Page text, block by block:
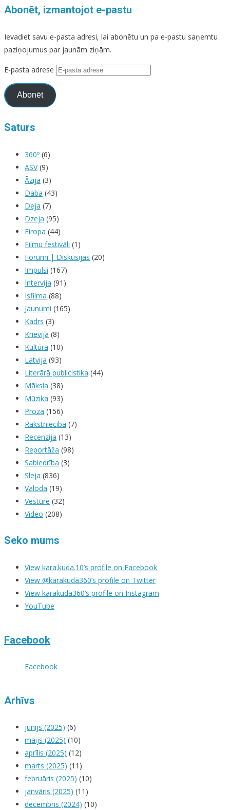
Abonēt, izmantojot e-pastu
Ievadiet savu e-pasta adresi, lai abonētu un pa e-pastu saņemtu
paziņojumus par jaunām ziņām.
E-pasta adrese
Abonēt
Saturs
360º (6)
ASV(9)
Āzija (3)
Daba (43)
Deja (7)
Dzeja (95)
Eiropa (44)
Filmu festivāli (1)
Forumi | Diskusijas (20)
Impulsi (167)
Intervija (91)
Īsfilma (88)
Jaunumi (165)
Kadrs (3)
Krievija (8)
Kultūra (10)
Latvija (93)
Literārā publicistika (44)
Māksla (38)
Mūzika (93)
Proza (156)
Rakstniecība (7)
Recenzija (13)
Reportāža (98)
Sabiedrība (3)
Sleja (836)
Valoda (19)
Vēsture (32)
Video (208)
Seko mums
View kara.kuda.10’s profile on Facebook
View @karakuda360’s profile on Twitter
View karakuda360’s profile on Instagram
YouTube
Facebook
Facebook
Arhīvs
jūnijs (2025) (6)
maijs (2025) (10)
aprīlis (2025) (12)
marts (2025) (11)
februāris (2025) (10)
janvāris (2025) (11)
decembris (2024) (10)